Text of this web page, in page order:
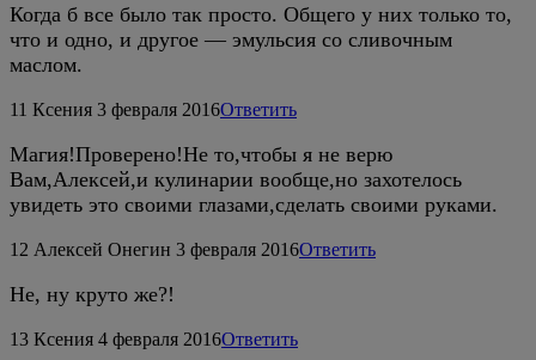
Когда б все было так просто. Общего у них только то,
что и одно, и другое — эмульсия со сливочным
маслом.
11 Ксения 3 февраля 2016Ответить
Магия!Проверено!Не то,чтобы я не верю
Вам,Алексей,и кулинарии вообще,но захотелось
увидеть это своими глазами,сделать своими руками.
12 Алексей Онегин 3 февраля 2016Ответить
Не, ну круто же?!
13 Ксения 4 февраля 2016Ответить